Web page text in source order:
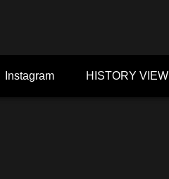
Instagram HISTORY VIEW